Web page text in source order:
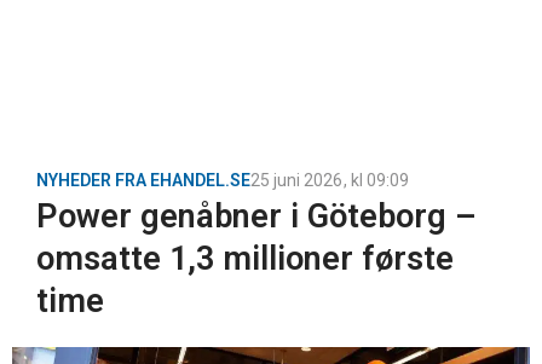
NYHEDER FRA EHANDEL.SE25 juni 2026, kl 09:09
Power genåbner i Göteborg –
omsatte 1,3 millioner første
time